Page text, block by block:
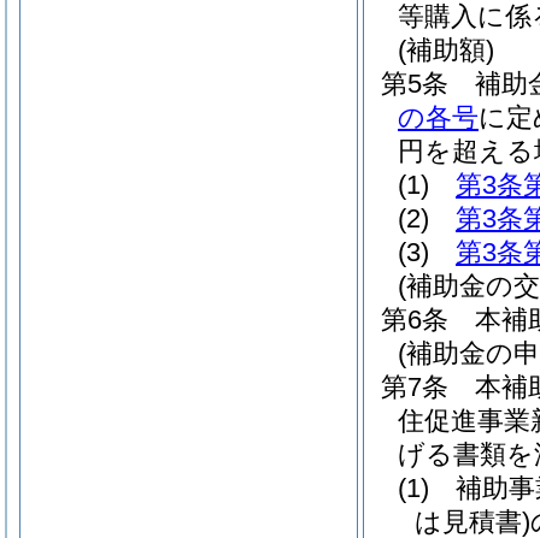
等購入に
(補助額)
第5条
補助
の各号に
円を超え
(1)
第3条
(2)
第3条
(3)
第3条
(補助金の
第6条
本補
(補助金の
第7条
本補
住促進事業
げる書類
(1)
補助
は見積書)